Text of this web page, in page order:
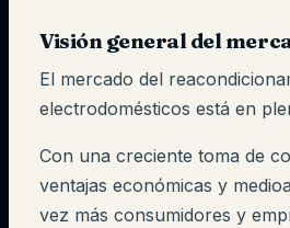
Visión general del
El mercado del
electrodomésticos está en
Con una creciente toma de
ventajas económicas y
vez más consumidores y